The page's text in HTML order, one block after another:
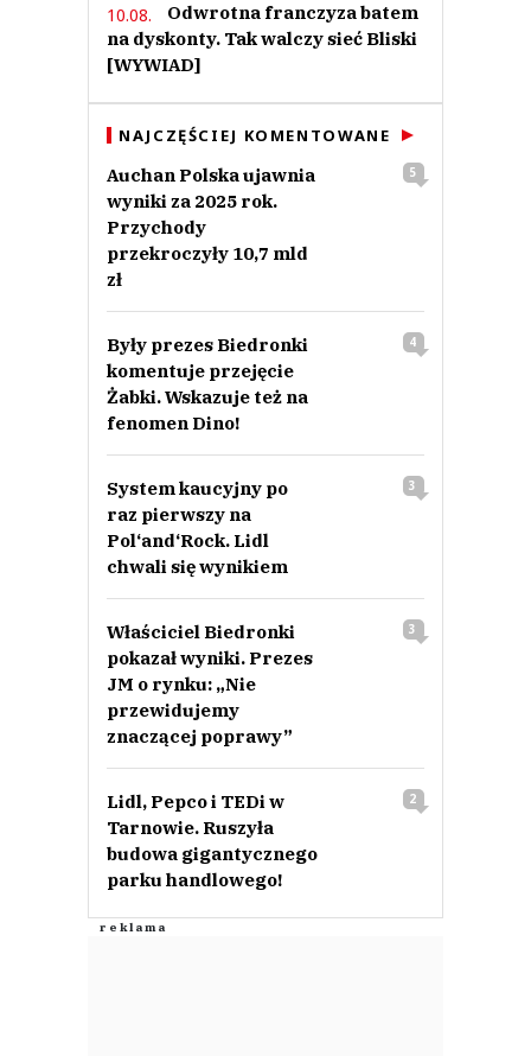
10.08.
Odwrotna franczyza batem
na dyskonty. Tak walczy sieć Bliski
[WYWIAD]
NAJCZĘŚCIEJ KOMENTOWANE
Auchan Polska ujawnia
wyniki za 2025 rok.
Przychody
przekroczyły 10,7 mld
zł
5
Były prezes Biedronki
komentuje przejęcie
Żabki. Wskazuje też na
fenomen Dino!
4
System kaucyjny po
raz pierwszy na
Pol‘and‘Rock. Lidl
chwali się wynikiem
3
Właściciel Biedronki
pokazał wyniki. Prezes
JM o rynku: „Nie
przewidujemy
znaczącej poprawy”
3
Lidl, Pepco i TEDi w
Tarnowie. Ruszyła
budowa gigantycznego
parku handlowego!
2